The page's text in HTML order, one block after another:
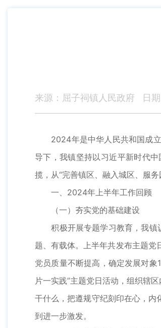
来源：屈子祠镇人民政府 日
2024年是中华人民共和国成立
导下，我镇坚持以习近平新时代
揽，从“完善镇区、融入城区、服
一、2024年上半年工作回顾
（一）夯实党的基础建设
积极开展专题学习教育，我镇认
题、有载体。上半年共发布主题
党员质量不断提高，确定发展对
片一实践”主题党日活动，组织辖
干什么，把遵规守纪刻印在心，
到进一步激发。